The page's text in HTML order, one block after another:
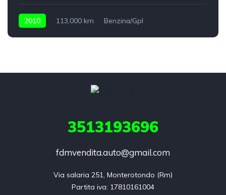
2010 113,000 km Benzina/Gpl
3513193696
fdmvendita.auto@gmail.com
Via salaria 251, Monterotondo (Rm)